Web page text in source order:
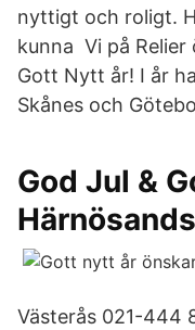
nyttigt och roligt.
kunna Vi på Relier
Gott Nytt år! I år
Skånes och
God Jul &
Västerås​ 021-​444​